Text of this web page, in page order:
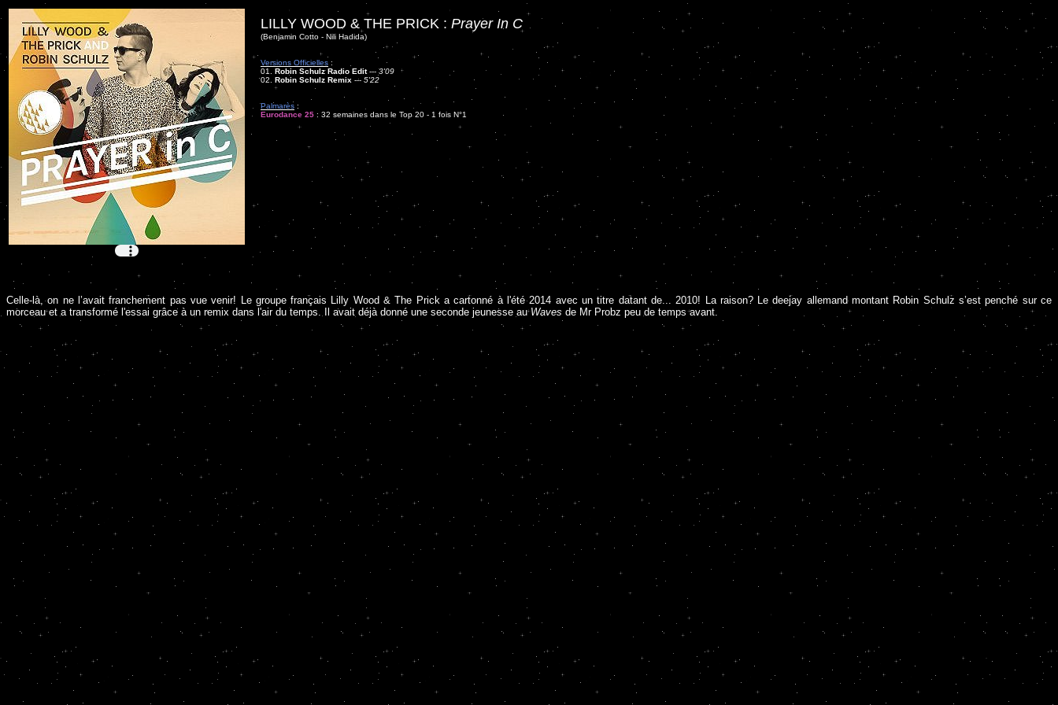
LILLY WOOD & THE PRICK : Prayer In C
(Benjamin Cotto - Nili Hadida)
Versions Officielles :
01. Robin Schulz Radio Edit--- 3'09
02. Robin Schulz Remix --- 5'22
Palmarès :
Eurodance 25 : 32 semaines dans le Top 20 - 1 fois N°1
Celle-là, on ne l’avait franchement pas vue venir! Le groupe français Lilly Wood & The Prick a cartonné à l'été 2014 avec un titre datant de... 2010! La raison? Le deejay allemand montant Robin Schulz s’est penché sur ce
morceau et a transformé l'essai grâce à un remix dans l'air du temps. Il avait déjà donné une seconde jeunesse auWaves de Mr Probz peu de temps avant.